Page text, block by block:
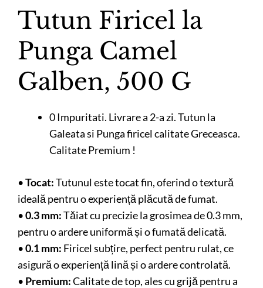
Tutun Firicel la
Punga Camel
Galben, 500 G
0 Impuritati. Livrare a 2-a zi. Tutun la
Galeata si Punga firicel calitate Greceasca.
Calitate Premium !
•Tocat:Tutunul este tocat fin, oferind o textură
ideală pentru o experiență plăcută de fumat.
•0.3 mm:Tăiat cu precizie la grosimea de 0.3 mm,
pentru o ardere uniformă și o fumată delicată.
•0.1 mm: Firicel subțire, perfect pentru rulat, ce
asigură o experiență lină și o ardere controlată.
• Premium:Calitate de top, ales cu grijă pentru a